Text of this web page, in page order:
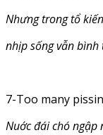
Nhưng trong tổ kiến
nhịp sống vẫn bình
7-Too many
Nuớc đái chó ngập